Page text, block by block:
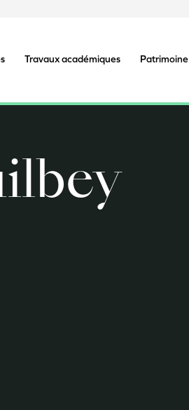
Travaux académiques Patrimoine